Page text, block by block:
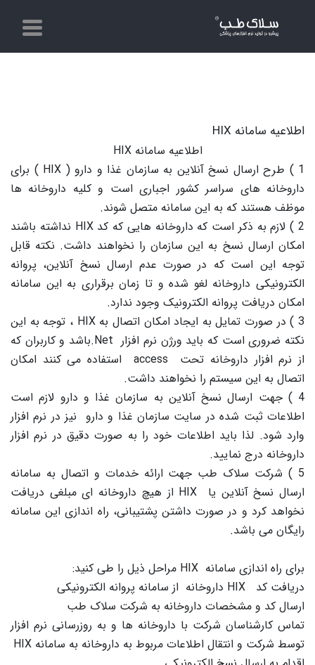
اطلاعیه سامانه HIX
اطلاعیه سامانه HIX
1 ) طرح ارسال نسخ آنلاین به سازمان غذا و دارو (
HIX ) برای
داروخانه های سراسر کشور اجباری است و کلیه داروخانه ها
موظف هستند که به این سامانه متصل شوند.
2 ) لازم به ذکر است که داروخانه هایی که کد
HIX نداشته باشند
امکان ارسال نسخ به این سازمان را نخواهند داشت. نکته قابل
توجه این است که در صورت عدم ارسال نسخ آنلاین، پروانه
الکترونیکی داروخانه لغو شده و تا زمان برقراری به این سامانه
امکان دریافت پروانه الکترونیک وجود ندارد.
3 ) در صورت تمایل به ایجاد امکان اتصال به
HIX ، توجه به این
نکته ضروری است که باید ورژن نرم افزار .Netباشد و کاربران که
از نرم افزار داروخانه تحت accessاستفاده می کنند امکان
اتصال به این سیستم را نخواهند داشت.
4 ) جهت ارسال نسخ آنلاین به سازمان غذا و دارو لازم است
اطلاعات ثبت شده در سایت سازمان غذا و دارو نیز در نرم افزار
وارد شود. لذا باید اطلاعات خود را به صورت دقیق در نرم افزار
داروخانه درج نمایید.
5 ) شرکت سلاک طب جهت ارائه خدمات و اتصال به سامانه
ارسال نسخ آنلاین یا HIX از هیچ داروخانه ای مبلغی دریافت
نخواهد کرد و در صورت داشتن پشتیبانی، راه اندازی این سامانه
رایگان می باشد.
برای راه اندازی سامانه HIX مراحل ذیل را طی کنید:
دریافت کد
HIX داروخانه از سامانه پروانه الکترونیکی
ارسال کد و مشخصات داروخانه به شرکت سلاک طب
تماس کارشناسان شرکت با داروخانه ها و به روزرسانی نرم افزار
توسط شرکت و انتقال اطلاعات مربوط به داروخانه به سامانه HIX